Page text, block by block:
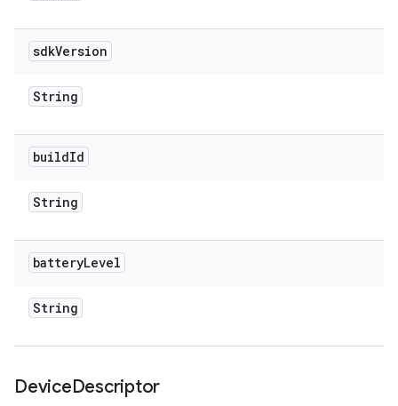
sdkVersion
String
buildId
String
batteryLevel
String
DeviceDescriptor